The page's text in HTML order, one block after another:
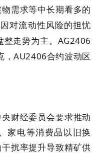
需求等中长期看多的
对流动性风险的担忧
走势为主。 AG2406
，AU2406合约波动区
财经委员会要求推动
家电等消费品以旧换
扰率提升导致精矿供